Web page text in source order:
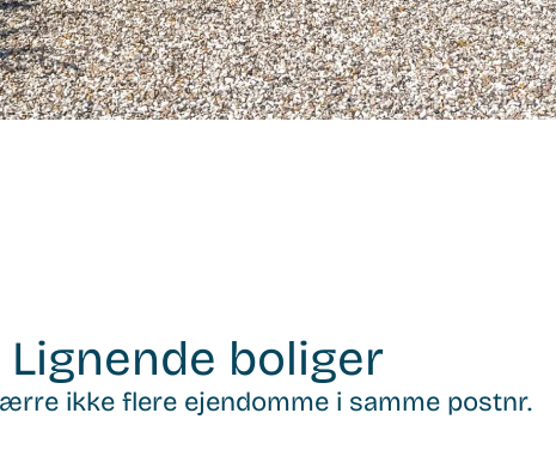
Lignende boliger
ikke flere ejendomme i samme postnr.